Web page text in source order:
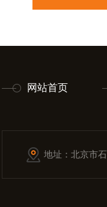
网站首页
地址：北京市